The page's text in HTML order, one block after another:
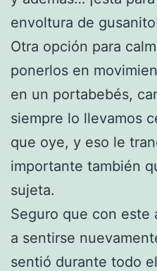
envoltura de
Otra opción para
ponerlos en
en un portabebés,
siempre lo llevamos
que oye, y eso le
importante también
sujeta.
Seguro que con este
a sentirse
sentió durante todo el